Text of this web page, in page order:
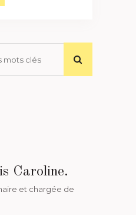
Caroline.
et chargée de